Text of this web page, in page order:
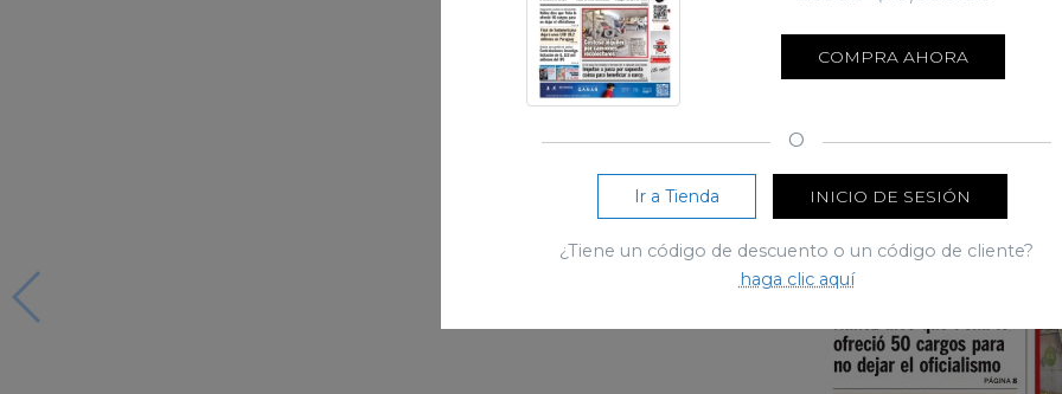
COMPRA AHORA
O
Ir a Tienda INICIO DE SESIÓN
¿Tiene un código de descuento o un código de cliente?
haga clic aquí